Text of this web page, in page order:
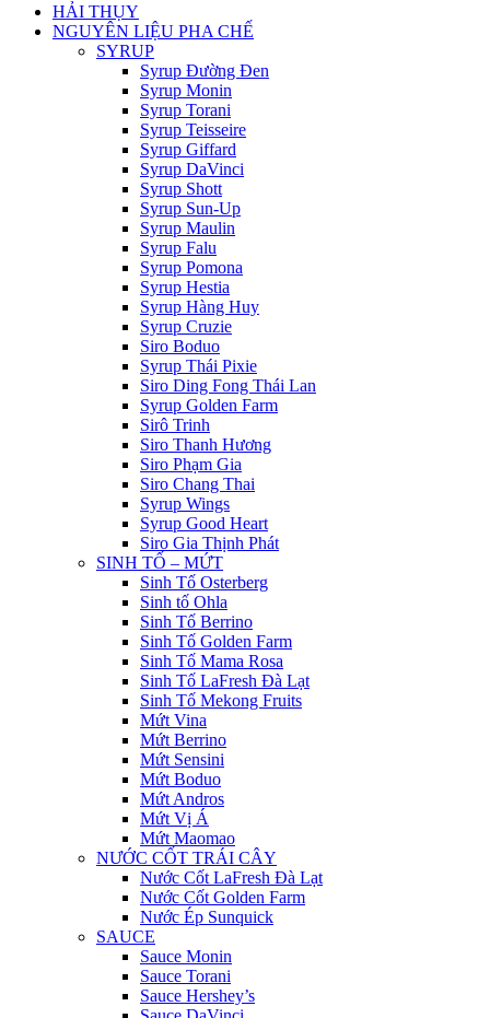
HẢI THỤY
NGUYÊN LIỆU PHA CHẾ
SYRUP
Syrup Đường Đen
Syrup Monin
Syrup Torani
Syrup Teisseire
Syrup Giffard
Syrup DaVinci
Syrup Shott
Syrup Sun-Up
Syrup Maulin
Syrup Falu
Syrup Pomona
Syrup Hestia
Syrup Hàng Huy
Syrup Cruzie
Siro Boduo
Syrup Thái Pixie
Siro Ding Fong Thái Lan
Syrup Golden Farm
Sirô Trinh
Siro Thanh Hương
Siro Phạm Gia
Siro Chang Thai
Syrup Wings
Syrup Good Heart
Siro Gia Thịnh Phát
SINH TỐ – MỨT
Sinh Tố Osterberg
Sinh tố Ohla
Sinh Tố Berrino
Sinh Tố Golden Farm
Sinh Tố Mama Rosa
Sinh Tố LaFresh Đà Lạt
Sinh Tố Mekong Fruits
Mứt Vina
Mứt Berrino
Mứt Sensini
Mứt Boduo
Mứt Andros
Mứt Vị Á
Mứt Maomao
NƯỚC CỐT TRÁI CÂY
Nước Cốt LaFresh Đà Lạt
Nước Cốt Golden Farm
Nước Ép Sunquick
SAUCE
Sauce Monin
Sauce Torani
Sauce Hershey’s